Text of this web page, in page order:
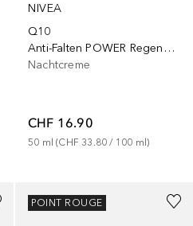
NIVEA
Q10
Anti-Falten POWER Regenerierende
Nachtcreme
CHF 16.90
50 ml (CHF 33.80 / 100 ml)
POINT ROUGE